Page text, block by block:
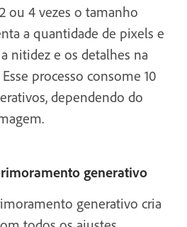
ou 4 vezes o tamanho
a quantidade de pixels e
nitidez e os detalhes na
processo consome 10
dependendo do
generativo
generativo cria